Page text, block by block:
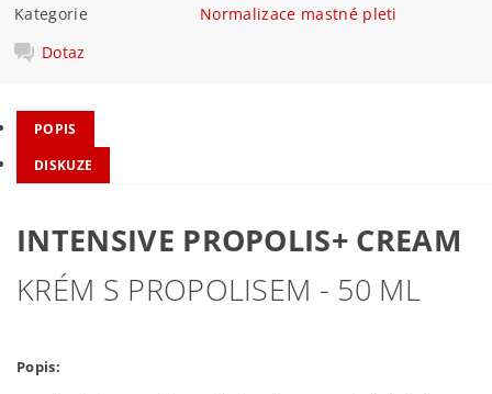
Kategorie
Normalizace mastné pleti
Dotaz
POPIS
DISKUZE
INTENSIVE PROPOLIS+ CREAM
KRÉM S PROPOLISEM - 50 ML
Popis: